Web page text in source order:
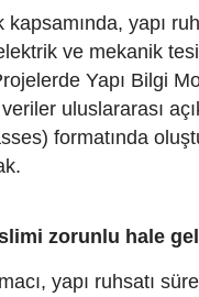
yapı
ve mekanik
Yapı Bilgi
uluslararası
formatında
zorunlu hale
yapı ruhsatı